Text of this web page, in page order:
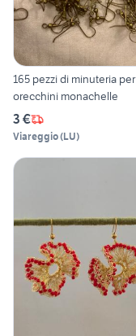
165 pezzi di minuteria per
orecchini monachelle
3 €
Viareggio(LU)